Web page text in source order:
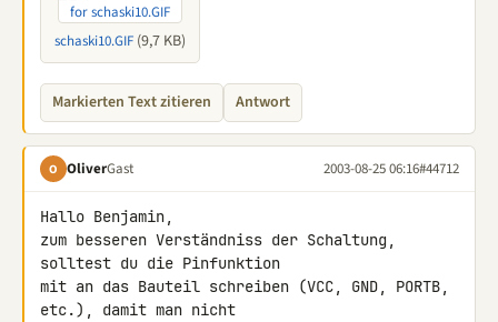
schaski10.GIF (9,7 KB)
Markierten Text zitieren Antwort
O OliverGast 2003-08-25 06:16#44712
Hallo Benjamin,
zum besseren Verständniss der Schaltung,
solltest du die Pinfunktion
mit an das Bauteil schreiben (VCC, GND, PORTB,
etc.), damit man nicht